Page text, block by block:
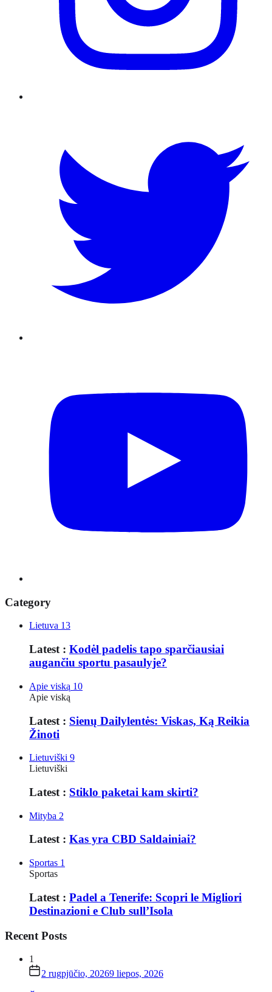
Category
Lietuva 13
Latest : Kodėl padelis tapo sparčiausiai
augančiu sportu pasaulyje?
Apie viską 10
Apie viską
Latest : Sienų Dailylentės: Viskas, Ką Reikia
Žinoti
Lietuviški 9
Lietuviški
Latest : Stiklo paketai kam skirti?
Mityba 2
Latest : Kas yra CBD Saldainiai?
Sportas 1
Sportas
Latest : Padel a Tenerife: Scopri le Migliori
Destinazioni e Club sull’Isola
Recent Posts
1
2 rugpjūčio, 20269 liepos, 2026